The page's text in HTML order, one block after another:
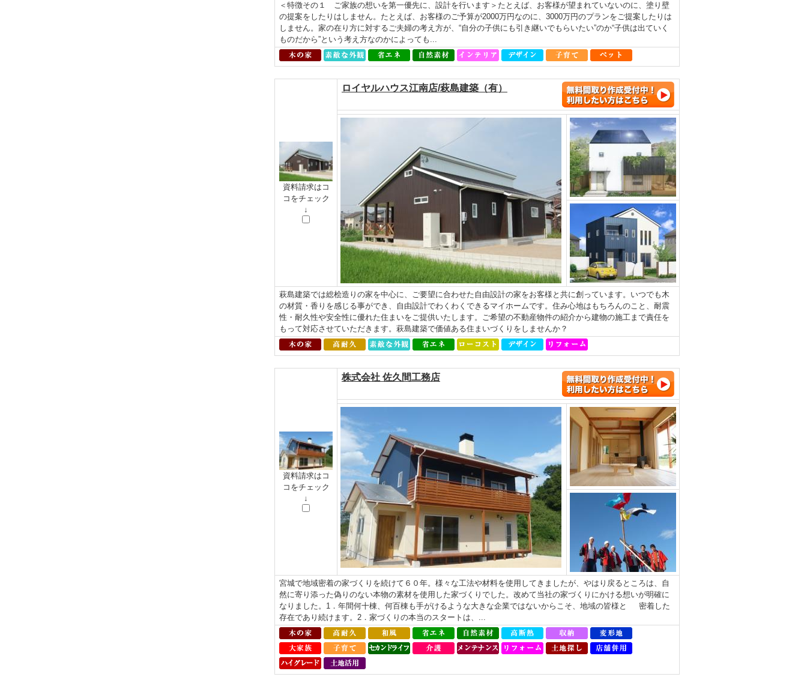
＜特徴その１ ご家族の想いを第一優先に、設計を行います＞たとえば、お客様が望まれていないのに、塗り壁
の提案をしたりはしません。たとえば、お客様のご予算が2000万円なのに、3000万円のプランをご提案したりは
しません。家の在り方に対するご夫婦の考え方が、“自分の子供にも引き継いでもらいたい”のか“子供は出ていく
ものだから”という考え方なのかによっても...
資料請求はコ
コをチェック
↓
ロイヤルハウス江南店/萩島建築（有）
萩島建築では総桧造りの家を中心に、ご要望に合わせた自由設計の家をお客様と共に創っています。いつでも木
の材質・香りを感じる事ができ、自由設計でわくわくできるマイホームです。住み心地はもちろんのこと、耐震
性・耐久性や安全性に優れた住まいをご提供いたします。ご希望の不動産物件の紹介から建物の施工まで責任を
もって対応させていただきます。萩島建築で価値ある住まいづくりをしませんか？
資料請求はコ
コをチェック
↓
株式会社 佐久間工務店
宮城で地域密着の家づくりを続けて６０年。様々な工法や材料を使用してきましたが、やはり戻るところは、自
然に寄り添った偽りのない本物の素材を使用した家づくりでした。改めて当社の家づくりにかける想いが明確に
なりました。1．年間何十棟、何百棟も手がけるような大きな企業ではないからこそ、地域の皆様と 密着した
存在であり続けます。2．家づくりの本当のスタートは、...